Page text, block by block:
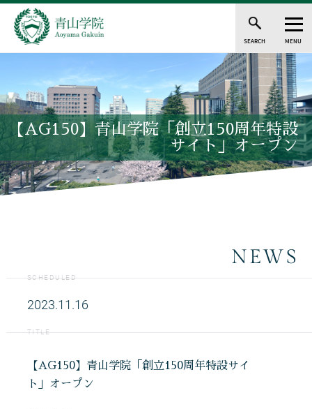
SEARCH MENU
【AG150】青山学院「創立150周年特設
サイト」オープン
NEWS
SCHEDULED
2023.11.16
TITLE
【AG150】青山学院「創立150周年特設サイ
ト」オープン